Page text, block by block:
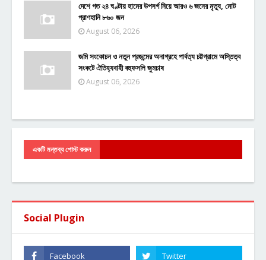
দেশে গত ২৪ ঘণ্টায় হামের উপসর্গ নিয়ে আরও ৬ জনের মৃত্যু, মোট
প্রাণহানি ৮৬০ জন
August 06, 2026
জমি সংকোচন ও নতুন প্রজন্মের অনাগ্রহে পার্বত্য চট্টগ্রামে অস্তিত্ব
সংকটে ঐতিহ্যবাহী বহুফসলি জুমচাষ
August 06, 2026
একটি মন্তব্য পোস্ট করুন
Social Plugin